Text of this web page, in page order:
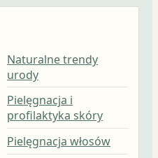
Naturalne trendy
urody
Pielęgnacja i
profilaktyka skóry
Pielęgnacja włosów